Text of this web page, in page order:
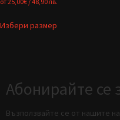
Избери размер
Абонирайте се
Възползвайте се от нашите